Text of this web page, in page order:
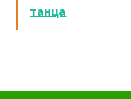
танца